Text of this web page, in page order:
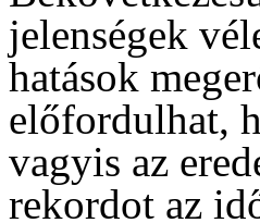
jelenségek
hatások
előfordulhat,
vagyis az
rekordot az